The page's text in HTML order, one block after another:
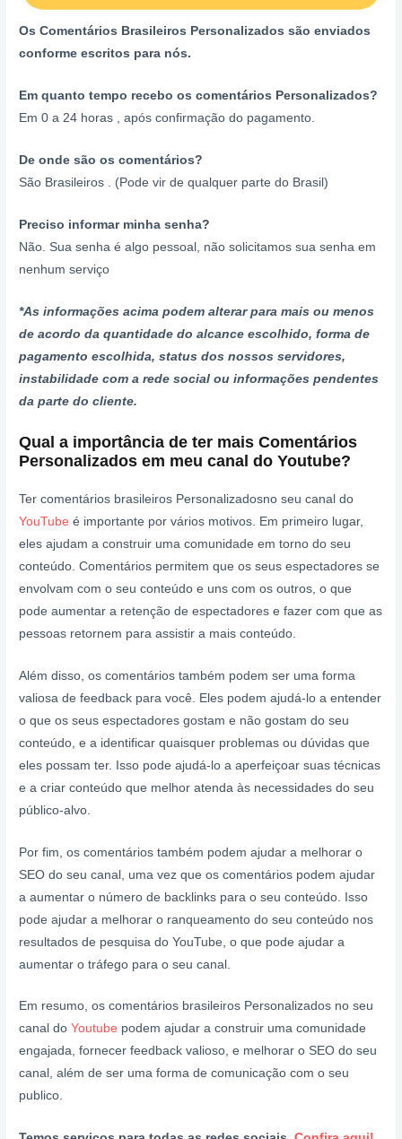
Os Comentários Brasileiros Personalizados são enviados
conforme escritos para nós.
Em quanto tempo recebo os comentários Personalizados?
Em 0 a 24 horas , após confirmação do pagamento.
De onde são os comentários?
São Brasileiros . (Pode vir de qualquer parte do Brasil)
Preciso informar minha senha?
Não. Sua senha é algo pessoal, não solicitamos sua senha em
nenhum serviço
*As informações acima podem alterar para mais ou menos
de acordo da quantidade do alcance escolhido, forma de
pagamento escolhida, status dos nossos servidores,
instabilidade com a rede social ou informações pendentes
da parte do cliente.
Qual a importância de ter maisComentários
Personalizados em meu canal do Youtube?
Ter comentários brasileiros Personalizadosno seu canal do
YouTube é importante por vários motivos. Em primeiro lugar,
eles ajudam a construir uma comunidade em torno do seu
conteúdo. Comentários permitem que os seus espectadores se
envolvam com o seu conteúdo e uns com os outros, o que
pode aumentar a retenção de espectadores e fazer com que as
pessoas retornem para assistir a mais conteúdo.
Além disso, os comentários também podem ser uma forma
valiosa de feedback para você. Eles podem ajudá-lo a entender
o que os seus espectadores gostam e não gostam do seu
conteúdo, e a identificar quaisquer problemas ou dúvidas que
eles possam ter. Isso pode ajudá-lo a aperfeiçoar suas técnicas
e a criar conteúdo que melhor atenda às necessidades do seu
público-alvo.
Por fim, os comentários também podem ajudar a melhorar o
SEO do seu canal, uma vez que os comentários podem ajudar
a aumentar o número de backlinks para o seu conteúdo. Isso
pode ajudar a melhorar o ranqueamento do seu conteúdo nos
resultados de pesquisa do YouTube, o que pode ajudar a
aumentar o tráfego para o seu canal.
Em resumo, os comentários brasileiros Personalizados no seu
canal doYoutube podem ajudar a construir uma comunidade
engajada, fornecer feedback valioso, e melhorar o SEO do seu
canal, além de ser uma forma de comunicação com o seu
publico.